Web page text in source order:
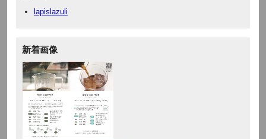
lapislazuli
新着画像